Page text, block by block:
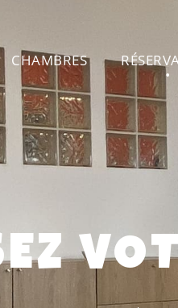
CHAMBRES